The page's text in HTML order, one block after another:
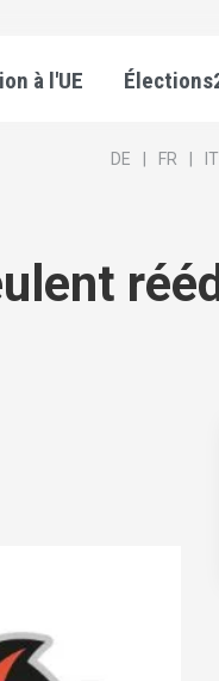
à l'UE
DE FR IT